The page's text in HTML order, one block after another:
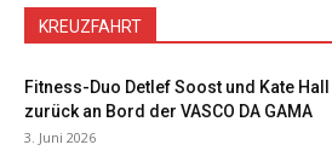
KREUZFAHRT
Fitness-Duo Detlef Soost und Kate Hall
zurück an Bord der VASCO DA GAMA
3. Juni 2026